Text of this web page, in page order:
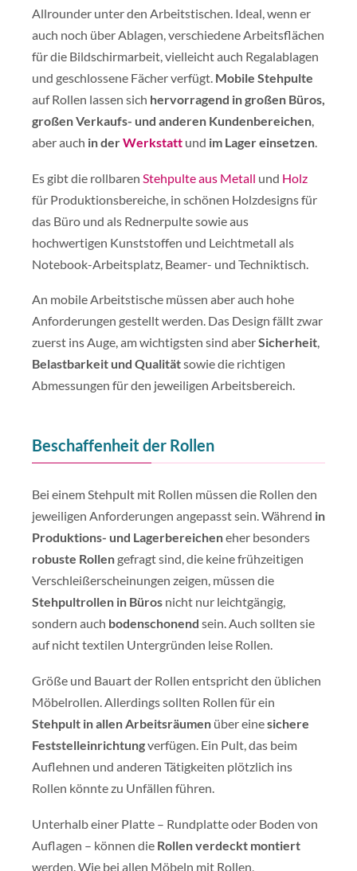
Allrounder unter den Arbeitstischen. Ideal, wenn er
auch noch über Ablagen, verschiedene Arbeitsflächen
für die Bildschirmarbeit, vielleicht auch Regalablagen
und geschlossene Fächer verfügt. Mobile Stehpulte
auf Rollen lassen sich hervorragend in großen Büros,
großen Verkaufs- und anderen Kundenbereichen
aber auch in derWerkstatt und im Lager einsetzen
Es gibt die rollbaren Stehpulte aus Metall und Holz
für Produktionsbereiche, in schönen Holzdesigns für
das Büro und als Rednerpulte sowie aus
hochwertigen Kunststoffen und Leichtmetall als
Notebook-Arbeitsplatz, Beamer- und Techniktisch.
An mobile Arbeitstische müssen aber auch hohe
Anforderungen gestellt werden. Das Design fällt zwar
zuerst ins Auge, am wichtigsten sind aberSicherheit,
Belastbarkeit und Qualitätsowie die richtigen
Abmessungen für den jeweiligen Arbeitsbereich.
Beschaffenheit der Rollen
Bei einem Stehpult mit Rollen müssen die Rollen den
jeweiligen Anforderungen angepasst sein. Während in
Produktions- und Lagerbereicheneher besonders
robuste Rollen gefragt sind, die keine frühzeitigen
Verschleißerscheinungen zeigen, müssen die
Stehpultrollen in Büros nicht nur leichtgängig,
sondern auch bodenschonend sein. Auch sollten sie
auf nicht textilen Untergründen leise Rollen.
Größe und Bauart der Rollen entspricht den üblichen
Möbelrollen. Allerdings sollten Rollen für ein
Stehpult in allen Arbeitsräumen über einesichere
Feststelleinrichtungverfügen. Ein Pult, das beim
Auflehnen und anderen Tätigkeiten plötzlich ins
Rollen könnte zu Unfällen führen.
Unterhalb einer Platte – Rundplatte oder Boden von
Auflagen – können die Rollen verdeckt montiert
werden. Wie bei allen Möbeln mit Rollen,